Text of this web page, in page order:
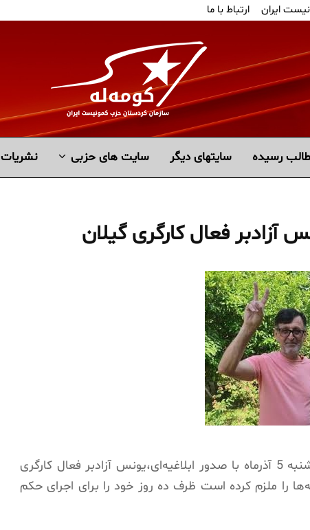
ایران ارتباط با ما
رسیده سايتهاى ديگر سایت های حزبی نشریات
فعال کارگری گیلان
شعبه پنجم اجرای احکام دادگاه رشت روز چهارشنبه 5 آذرماه با صدور ابلاغیه‌ای،یونس آزادبر فعال کارگری
را ملزم کرده است ظرف ده روز خود را برای اجرای حکم